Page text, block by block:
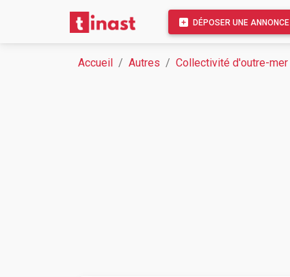
DÉPOSER UNE ANNONCE
Accueil Autres Collectivité d'outre-mer